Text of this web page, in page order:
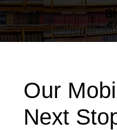
Our
Next